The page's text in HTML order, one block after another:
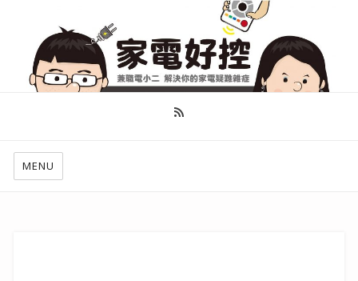
幫你做好功課，看了就知怎麼找出適合自己的家電
MENU